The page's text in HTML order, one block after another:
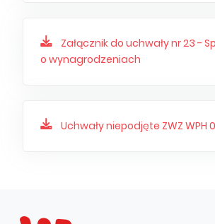
Totalmoney
Extradom
Komunikaty prasowe
Kalendarium WPH
Statut
Biegły rewident
Załącznik do uchwały nr 23 -
o wynagrodzeniach
Uchwały niepodjęte ZWZ WPH